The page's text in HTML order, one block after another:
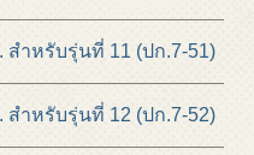
ำหรับรุ่นที่ 11 (ปก.7-51)
ำหรับรุ่นที่ 12 (ปก.7-52)